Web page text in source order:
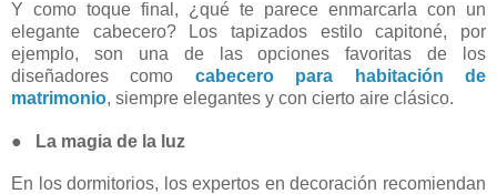
Y como toque final, ¿qué te parece enmarcarla con un
elegante cabecero? Los tapizados estilo capitoné, por
ejemplo, son una de las opciones favoritas de los
diseñadores como cabecero para habitación de
matrimonio, siempre elegantes y con cierto aire clásico.
● La magia de la luz
En los dormitorios, los expertos en decoración recomiendan